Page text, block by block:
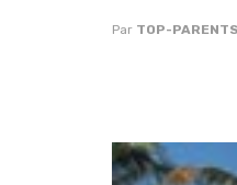
Par TOP-PARENTS